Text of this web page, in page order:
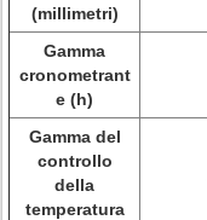
(millimetri)
Gamma
cronometrant
e (h)
Gamma del
controllo
della
temperatura